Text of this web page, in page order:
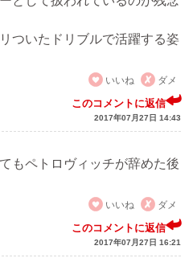
ついたドリブルで活躍する姿
いいね
ダメ
このコメントに返信
2017年07月27日 14:43
もペトロヴィッチが辞めた後
いいね
ダメ
このコメントに返信
2017年07月27日 16:21